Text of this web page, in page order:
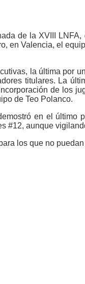
de la XVIII
en Valencia, el
la última por
titulares. La
de los
de Teo Polanco.
en el
#12, aunque
los que no